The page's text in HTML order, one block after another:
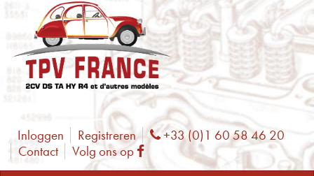
Inloggen Registreren Phone
+33 (0)1 60 58 46 20
Contact
Volg ons op Facebook